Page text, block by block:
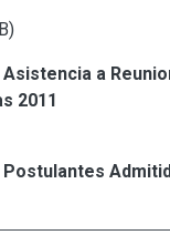
Asistencia a
2011
Postulantes